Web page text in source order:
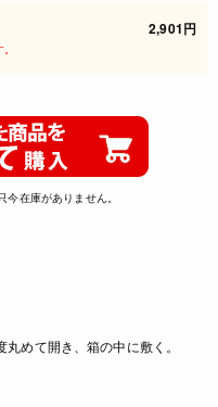
2,901円
今在庫がありません。
めて開き、箱の中に敷く。